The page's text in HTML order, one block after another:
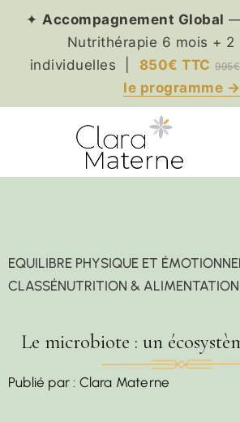
✦ Accompagnement Global
Nutrithérapie 6 mois + 2
individuelles | 850€ TTC 995€
le programme →
EQUILIBRE PHYSIQUE ET
CLASSÉNUTRITION & ALIMENTATION
Le microbiote : un
Publié par : Clara Materne